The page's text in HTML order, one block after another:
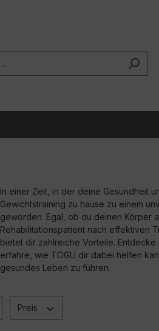
In einer Zeit, in der deine Gesundheit
Gewichtstraining zu hause zu einem
geworden. Egal, ob du deinen Körper
Rehabilitationspatient nach effektiven
bietet dir zahlreiche Vorteile.
erfahre, wie TOGU dir dabei helfen
gesundes Leben zu führen.
Preis